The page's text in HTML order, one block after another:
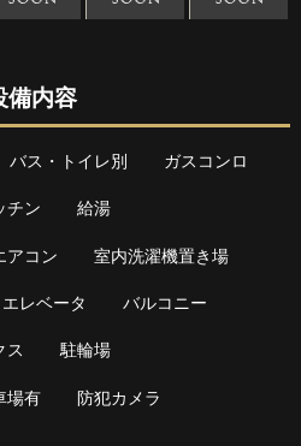
備内容
バス・トイレ別 ガスコンロ
チン 給湯
アコン 室内洗濯機置き場
エレベータ バルコニー
ス 駐輪場
場有 防犯カメラ